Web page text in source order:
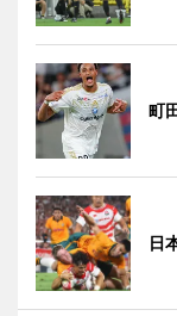
町
日